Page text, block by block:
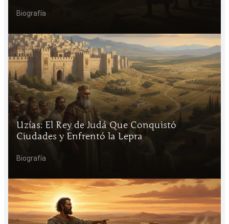
Biografía
Uzías: El Rey de Judá Que Conquistó
Ciudades y Enfrentó la Lepra
Biografía